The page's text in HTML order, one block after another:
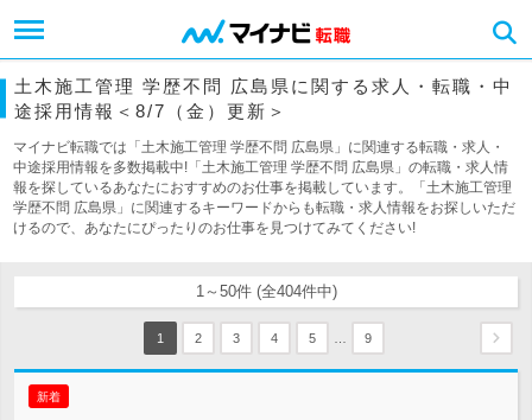
土木施工管理 学歴不問 広島県に関する求人・転職・中
途採用情報＜8/7（金）更新＞
マイナビ転職では「土木施工管理 学歴不問 広島県」に関連する転職・求人・
中途採用情報を多数掲載中!「土木施工管理 学歴不問 広島県」の転職・求人情
報を探しているあなたにおすすめのお仕事を掲載しています。「土木施工管理
学歴不問 広島県」に関連するキーワードからも転職・求人情報をお探しいただ
けるので、あなたにぴったりのお仕事を見つけてみてください!
1～50件 (全404件中)
1 2 3 4 5 9
新着